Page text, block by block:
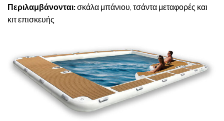
Περιλαμβάνονται:σκάλα μπάνιου, τσάντα μεταφορές και
κιτ επισκευής